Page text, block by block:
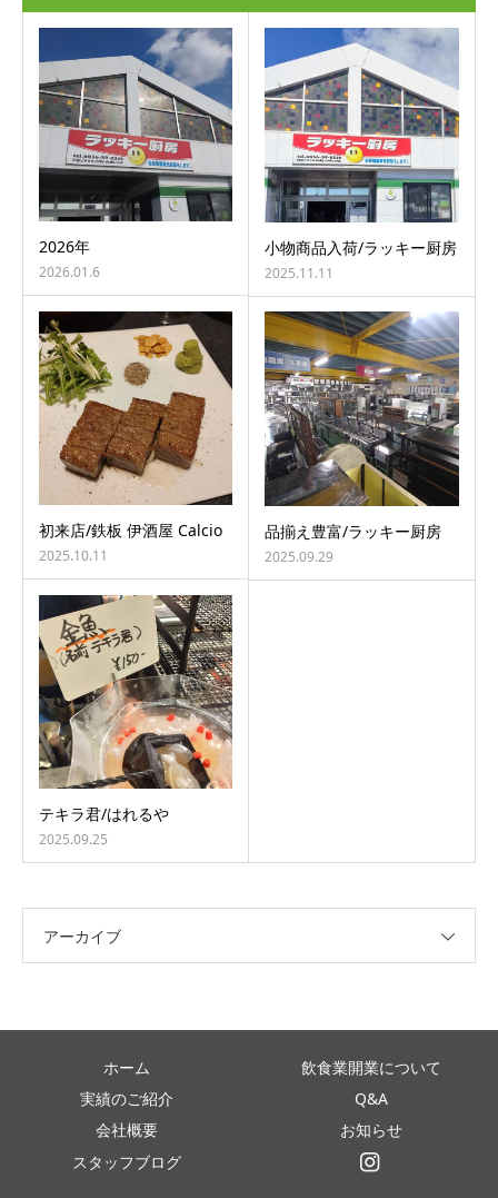
2026年
2026.01.6
小物商品入荷/ラッキー厨房
2025.11.11
初来店/鉄板 伊酒屋 Calcio
2025.10.11
品揃え豊富/ラッキー厨房
2025.09.29
テキラ君/はれるや
2025.09.25
アーカイブ
ホーム
飲食業開業について
実績のご紹介
Q&A
会社概要
お知らせ
スタッフブログ